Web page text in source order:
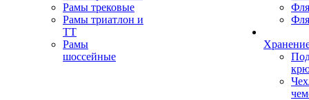
Рамы трековые
Рамы триатлон и
ТТ
Рамы
шоссейные